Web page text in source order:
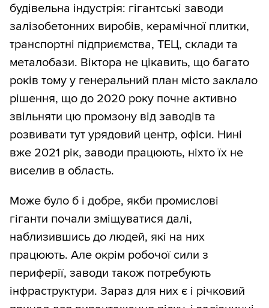
будівельна індустрія: гігантські заводи
залізобетонних виробів, керамічної плитки,
транспортні підприємства, ТЕЦ, склади та
металобази. Віктора не цікавить, що багато
років тому у генеральний план місто заклало
рішення, що до 2020 року почне активно
звільняти цю промзону від заводів та
розвивати тут урядовий центр, офіси. Нині
вже 2021 рік, заводи працюють, ніхто їх не
виселив в область.
Може було б і добре, якби промислові
гіганти почали зміщуватися далі,
наблизившись до людей, які на них
працюють. Але окрім робочої сили з
периферії, заводи також потребують
інфраструктури. Зараз для них є і річковий